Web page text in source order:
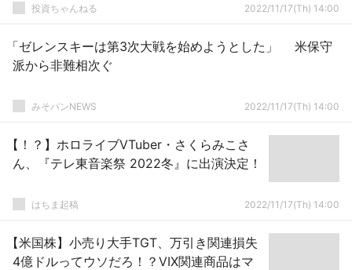
投資ちゃんねる 2022/11/17(Th) 14:00
「ゼレンスキーは第3次大戦を始めようとした」 米保守
派から非難相次ぐ
みそパンNEWS 2022/11/17(Th) 14:00
【！？】ホロライブVTuber・さくらみこさ
ん、『テレ東音楽祭 2022冬』に出演決定！
はちま起稿 2022/11/17(Th) 14:00
【米国株】小売り大手TGT、万引き関連損失
4億ドルってウソだろ！？VIX関連商品はマ